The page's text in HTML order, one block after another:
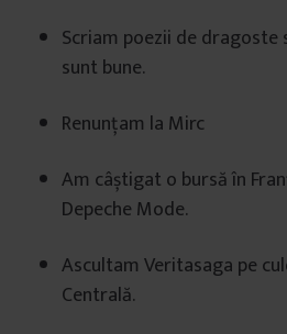
Scriam poezii de dragoste
sunt bune.
Renunțam la Mirc
Am câștigat o bursă în
Depeche Mode.
Ascultam Veritasaga pe
Centrală.